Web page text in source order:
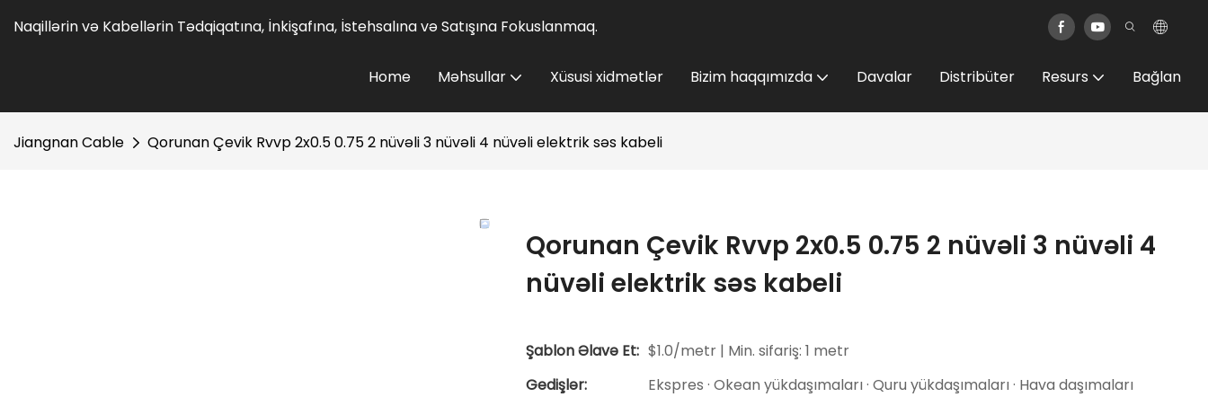
Naqillərin və Kabellərin Tədqiqatına, İnkişafına, İstehsalına və Satışına Fokuslanmaq.
Home Məhsullar Xüsusi xidmətlər Bizim haqqımızda Davalar Distribüter Resurs Bağlan
Jiangnan Cable Qorunan Çevik Rvvp 2x0.5 0.75 2 nüvəli 3 nüvəli 4 nüvəli elektrik səs kabeli
Qorunan Çevik Rvvp 2x0.5 0.75 2 nüvəli 3 nüvəli 4
nüvəli elektrik səs kabeli
Şablon Əlavə Et: $1.0/metr | Min. sifariş: 1 metr
Gedişlər:
Ekspres · Okean yükdaşımaları · Quru yükdaşımaları · Hava daşımaları